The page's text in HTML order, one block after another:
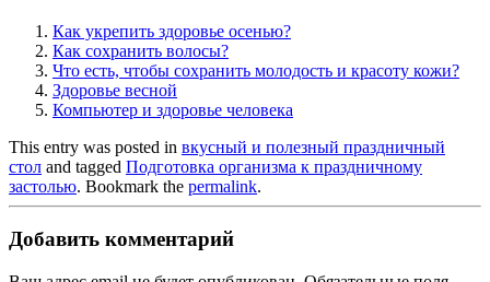
Как укрепить здоровье осенью?
Как сохранить волосы?
Что есть, чтобы сохранить молодость и красоту кожи?
Здоровье весной
Компьютер и здоровье человека
This entry was posted in вкусный и полезный праздничный
стол and tagged Подготовка организма к праздничному
застолью. Bookmark the permalink.
Добавить комментарий